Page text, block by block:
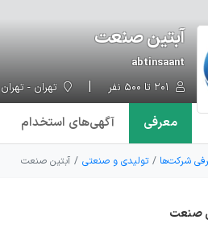
آبتین صنعت
abtinsaant
تهران - تهران
معرفی آگهی‌های استخدام
شرکت‌ها تولیدی و صنعتی آبتین صنعت
صنعت